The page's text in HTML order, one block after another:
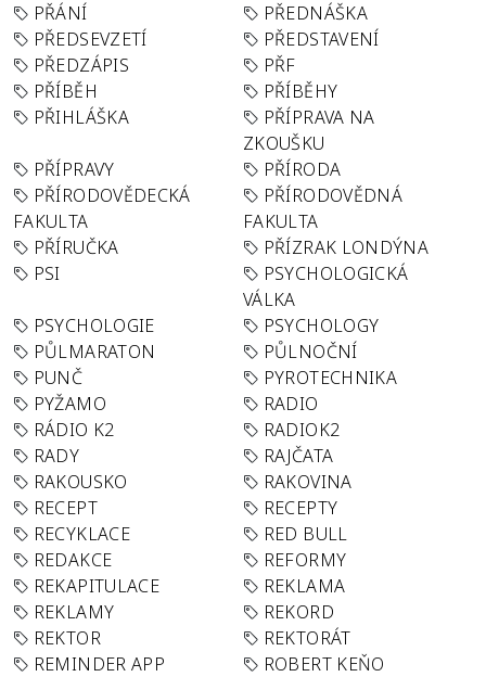
PŘÁNÍ
PŘEDNÁŠKA
PŘEDSEVZETÍ
PŘEDSTAVENÍ
PŘEDZÁPIS
PŘF
PŘÍBĚH
PŘÍBĚHY
PŘIHLÁŠKA
PŘÍPRAVA NA
ZKOUŠKU
PŘÍPRAVY
PŘÍRODA
PŘÍRODOVĚDECKÁ
FAKULTA
PŘÍRODOVĚDNÁ
FAKULTA
PŘÍRUČKA
PŘÍZRAK LONDÝNA
PSI
PSYCHOLOGICKÁ
VÁLKA
PSYCHOLOGIE
PSYCHOLOGY
PŮLMARATON
PŮLNOČNÍ
PUNČ
PYROTECHNIKA
PYŽAMO
RADIO
RÁDIO K2
RADIOK2
RADY
RAJČATA
RAKOUSKO
RAKOVINA
RECEPT
RECEPTY
RECYKLACE
RED BULL
REDAKCE
REFORMY
REKAPITULACE
REKLAMA
REKLAMY
REKORD
REKTOR
REKTORÁT
REMINDER APP
ROBERT KEŇO